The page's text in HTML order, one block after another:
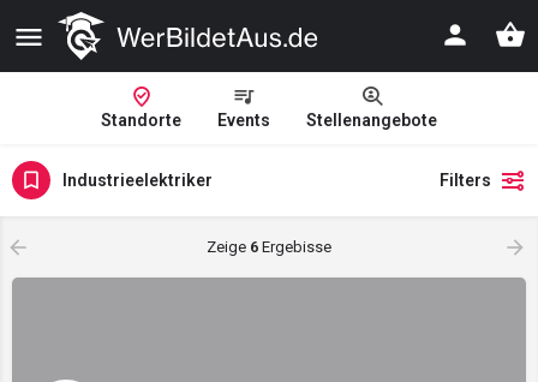
Standorte Events Stellenangebote
Industrieelektriker Filters
Zeige 6 Ergebisse